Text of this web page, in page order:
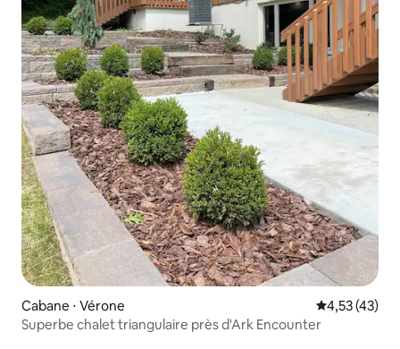
Cabane ⋅ Vérone Évaluation
4,53 (43)
Superbe chalet triangulaire près d'Ark Encounter